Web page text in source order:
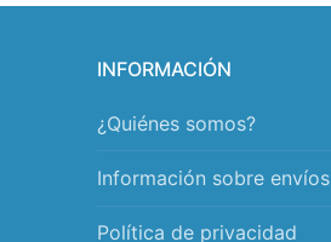
INFORMACIÓN
¿Quiénes somos?
Información sobre envíos
Política de privacidad